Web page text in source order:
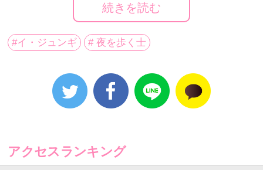
「夜を歩く士」の主演イ・ジュンギが共演するキム・
ソウンとのキスシーンについて言及した。
12日に放送されたMBCの芸能情報番組「セクションTV
芸能通信」には「夜を歩く士」の主演イ・ジュンギと
続きを読む
#イ・ジュンギ # 夜を歩く士
アクセスランキング